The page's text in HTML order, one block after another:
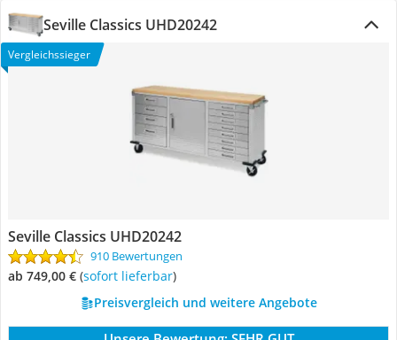
Seville Classics UHD20242
Vergleichssieger
Seville Classics UHD20242
910 Bewertungen
ab 749,00 € ( Sofort lieferbar)
Preisvergleich und weitere Angebote